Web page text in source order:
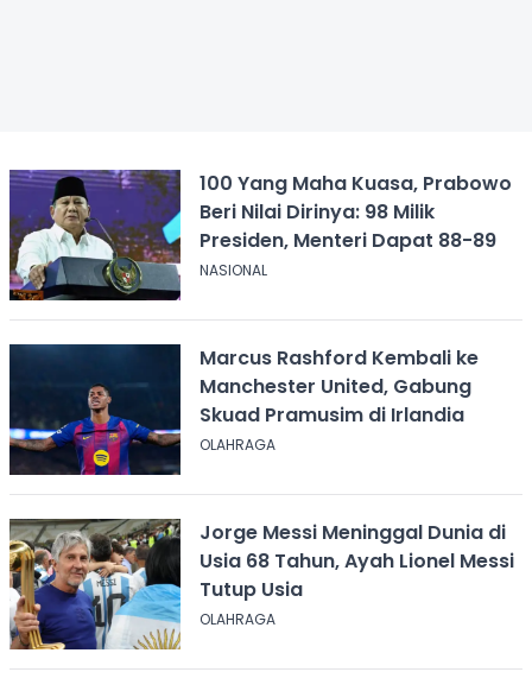
100 Yang Maha Kuasa, Prabowo
Beri Nilai Dirinya: 98 Milik
Presiden, Menteri Dapat 88-89
NASIONAL
Marcus Rashford Kembali ke
Manchester United, Gabung
Skuad Pramusim di Irlandia
OLAHRAGA
Jorge Messi Meninggal Dunia di
Usia 68 Tahun, Ayah Lionel Messi
Tutup Usia
OLAHRAGA